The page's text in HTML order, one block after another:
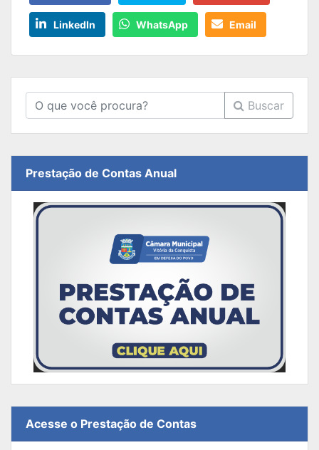
LinkedIn WhatsApp Email
Buscar
Prestação de Contas Anual
Acesse o Prestação de Contas